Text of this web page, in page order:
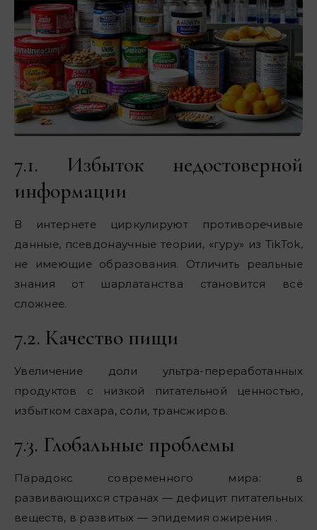
7.1. Избыток недостоверной
информации
В интернете циркулируют противоречивые
данные, псевдонаучные теории, «гуру» из TikTok,
не имеющие образования. Отличить реальные
знания от шарлатанства становится всё
сложнее.
7.2. Качество пищи
Увеличение доли ультра-переработанных
продуктов с низкой питательной ценностью,
избытком сахара, соли, трансжиров.
7.3. Глобальные проблемы
Парадокс современного мира: в
развивающихся странах — дефицит питательных
веществ, в развитых — эпидемия ожирения .